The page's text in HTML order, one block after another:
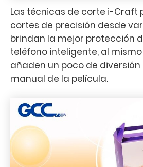
Las técnicas de corte i-Craft
cortes de precisión desde
brindan la mejor protección
teléfono inteligente, al
añaden un poco de
manual de la película.